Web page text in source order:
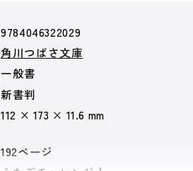
9784046322029
角川つばさ文庫
一般書
新書判
112 × 173 × 11.6 mm
192ページ